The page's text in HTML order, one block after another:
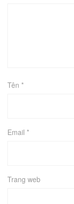
Tên *
Email *
Trang web